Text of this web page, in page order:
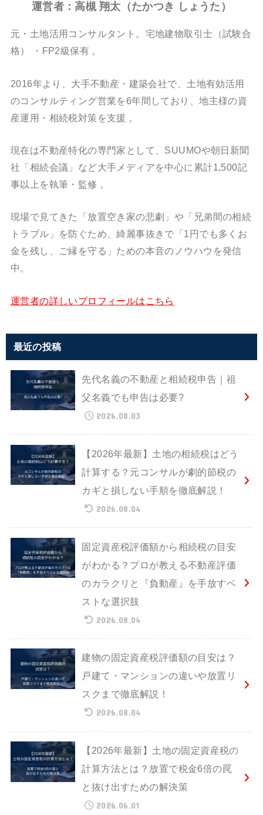
運営者：高槻 翔太（たかつき しょうた）
元・土地活用コンサルタント。宅地建物取引士（試験合
格）
・FP2級保有 。
2016年より、大手不動産・建築会社で、土地有効活用
のコンサルティング営業を6年間しており、地主様の資
産運用・相続税対策を支援
現在は不動産特化の専門家として、SUUMOや朝日新聞
社「相続会議」など大手メディアを中心に累計1,500記
事以上を執筆・監修 。
現場で見てきた「放置空き家の悲劇」や「兄弟間の相続
トラブル」を防ぐため、綺麗事抜きで「1円でも多くお
金を残し、ご縁を守る」ための本音のノウハウを発信
中。
運営者の詳しいプロフィールはこちら
最近の投稿
先代名義の不動産と相続税申告｜祖
父名義でも申告は必要?
2026.08.03
【2026年最新】土地の相続税はどう
計算する？元コンサルが劇的節税の
カギと損しない手順を徹底解説！
2026.08.04
固定資産税評価額から相続税の目安
がわかる？プロが教える不動産評価
のカラクリと『負動産』を手放すベ
ストな選択肢
2026.08.04
建物の固定資産税評価額の目安は？
戸建て・マンションの違いや放置リ
スクまで徹底解説！
2026.08.04
【2026年最新】土地の固定資産税の
計算方法とは？放置で税金6倍の罠
と抜け出すための解決策
2026.06.01